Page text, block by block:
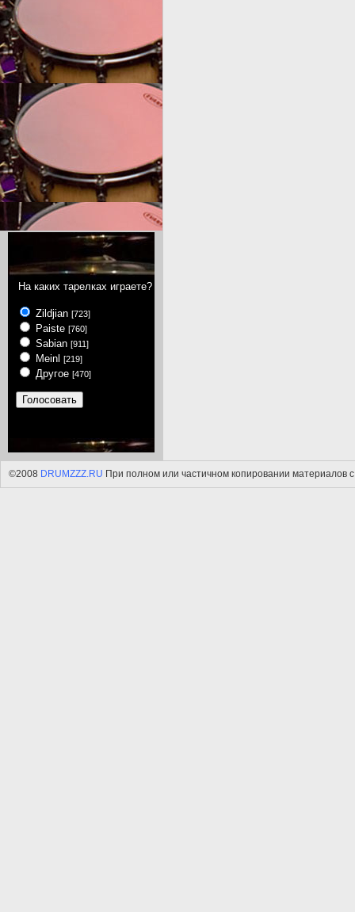
На каких тарелках играете?
Zildjian [723]
Paiste [760]
Sabian [911]
Meinl [219]
Другое [470]
©2008 DRUMZZZ.RU При полном или частичном копировании материалов